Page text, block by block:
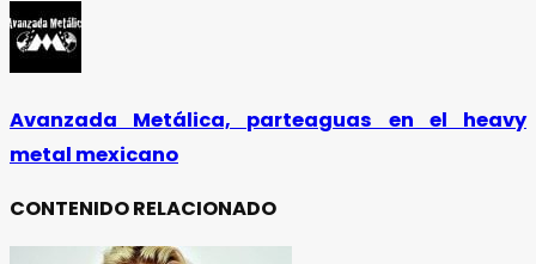
Avanzada Metálica, parteaguas en el heavy
metal mexicano
CONTENIDO RELACIONADO